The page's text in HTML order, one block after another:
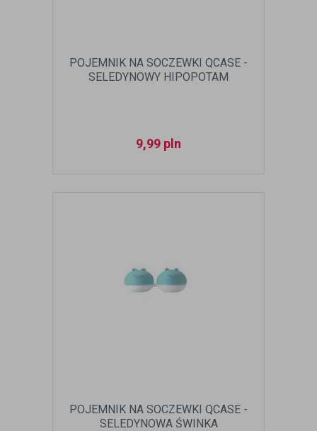
POJEMNIK NA SOCZEWKI QCASE -
SELEDYNOWY HIPOPOTAM
9,99 pln
POJEMNIK NA SOCZEWKI QCASE -
SELEDYNOWA ŚWINKA